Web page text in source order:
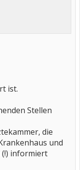
ist.
Stellen
die
und
informiert